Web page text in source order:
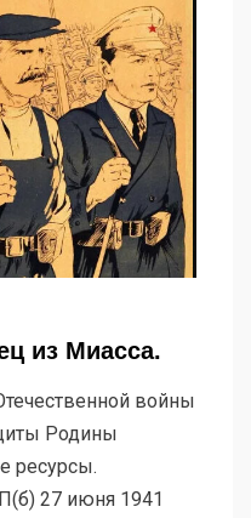
из Миасса.
войны
Родины
ресурсы.
27 июня 1941